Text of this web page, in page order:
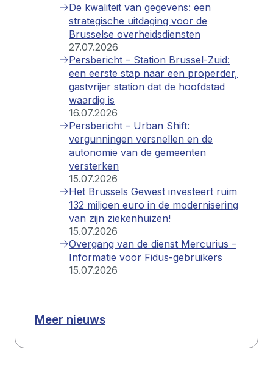
De kwaliteit van gegevens: een
strategische uitdaging voor de
Brusselse overheidsdiensten
27.07.2026
Persbericht – Station Brussel-Zuid:
een eerste stap naar een properder,
gastvrijer station dat de hoofdstad
waardig is
16.07.2026
Persbericht – Urban Shift:
vergunningen versnellen en de
autonomie van de gemeenten
versterken
15.07.2026
Het Brussels Gewest investeert ruim
132 miljoen euro in de modernisering
van zijn ziekenhuizen!
15.07.2026
Overgang van de dienst Mercurius –
Informatie voor Fidus-gebruikers
15.07.2026
Meer nieuws